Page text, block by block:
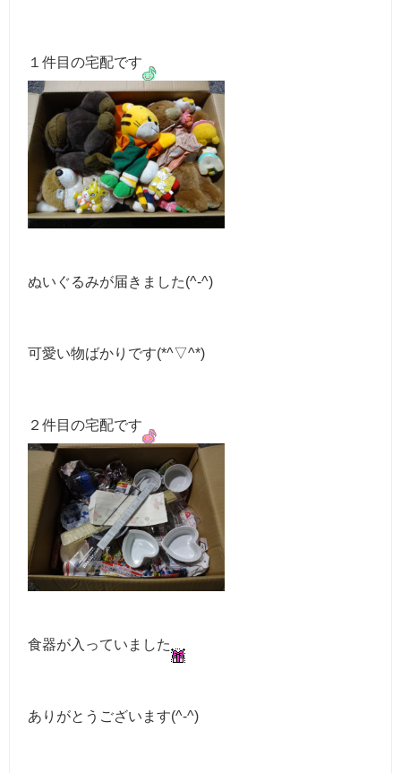
１件目の宅配です
ぬいぐるみが届きました(^-^)
可愛い物ばかりです(*^▽^*)
２件目の宅配です
食器が入っていました
ありがとうございます(^-^)